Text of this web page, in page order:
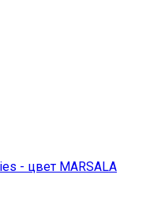
- цвет MARSALA